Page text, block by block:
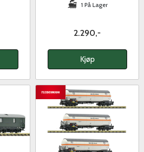
1 På Lager
2.290,-
Kjøp